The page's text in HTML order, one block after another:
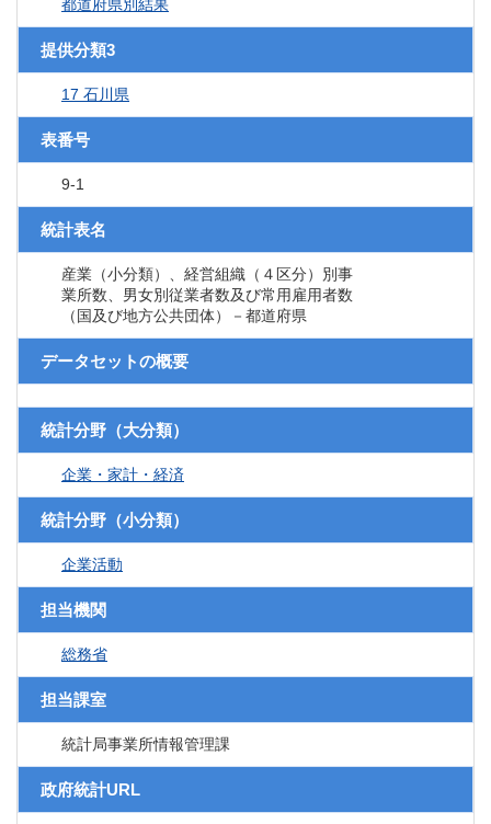
都道府県別結果
提供分類3
17 石川県
表番号
9-1
統計表名
産業（小分類）、経営組織（４区分）別事
業所数、男女別従業者数及び常用雇用者数
（国及び地方公共団体）－都道府県
データセットの概要
統計分野（大分類）
企業・家計・経済
統計分野（小分類）
企業活動
担当機関
総務省
担当課室
統計局事業所情報管理課
政府統計URL